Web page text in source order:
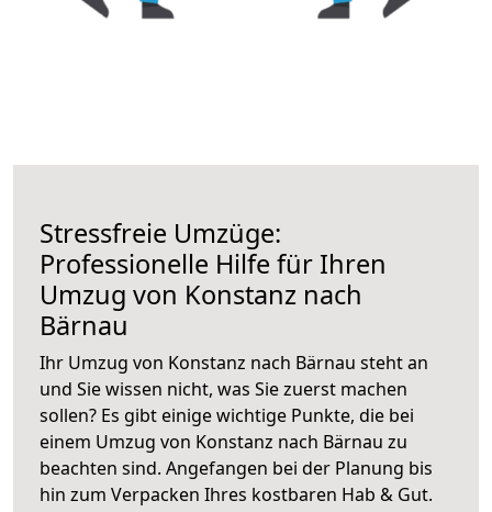
Stressfreie Umzüge:
Professionelle Hilfe für Ihren
Umzug von Konstanz nach
Bärnau
Ihr Umzug von Konstanz nach Bärnau steht an
und Sie wissen nicht, was Sie zuerst machen
sollen? Es gibt einige wichtige Punkte, die bei
einem Umzug von Konstanz nach Bärnau zu
beachten sind. Angefangen bei der Planung bis
hin zum Verpacken Ihres kostbaren Hab & Gut.